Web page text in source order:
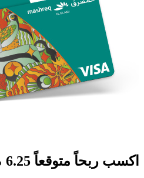
اكسب ربحاً متوقعاً 6.25 % مع حساب نيو بلس التوفيري